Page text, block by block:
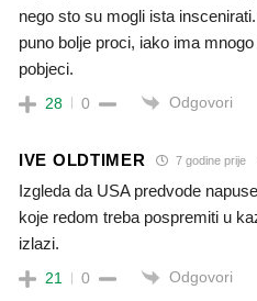
nego sto su mogli ista
puno bolje proci, iako ima
pobjeci.
28 0 Odgovori
IVE OLDTIMER 7 godine prije
Izgleda da USA predvode
koje redom treba pospremiti u
izlazi.
21 0 Odgovori